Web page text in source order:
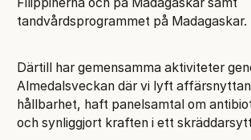
Filippinerna och på Madagaskar samt
tandvårdsprogrammet på Madagaskar.
Därtill har gemensamma aktiviteter
Almedalsveckan där vi lyft
hållbarhet, haft panelsamtal om
och synliggjort kraften i ett